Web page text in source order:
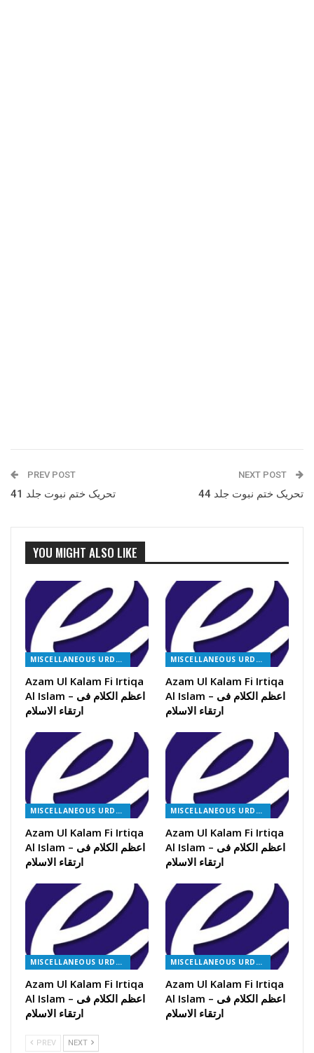
PREV POST
تحریک ختم نبوت جلد 41
NEXT POST
تحریک ختم نبوت جلد 44
YOU MIGHT ALSO LIKE
MISCELLANEOUS URDU BOOKS
Azam Ul Kalam Fi Irtiqa
Al Islam – اعظم الکلام فی
ارتقاء الاسلام
MISCELLANEOUS URDU BOOKS
Azam Ul Kalam Fi Irtiqa
Al Islam – اعظم الکلام فی
ارتقاء الاسلام
MISCELLANEOUS URDU BOOKS
Azam Ul Kalam Fi Irtiqa
Al Islam – اعظم الکلام فی
ارتقاء الاسلام
MISCELLANEOUS URDU BOOKS
Azam Ul Kalam Fi Irtiqa
Al Islam – اعظم الکلام فی
ارتقاء الاسلام
MISCELLANEOUS URDU BOOKS
Azam Ul Kalam Fi Irtiqa
Al Islam – اعظم الکلام فی
ارتقاء الاسلام
MISCELLANEOUS URDU BOOKS
Azam Ul Kalam Fi Irtiqa
Al Islam – اعظم الکلام فی
ارتقاء الاسلام
PREV NEXT